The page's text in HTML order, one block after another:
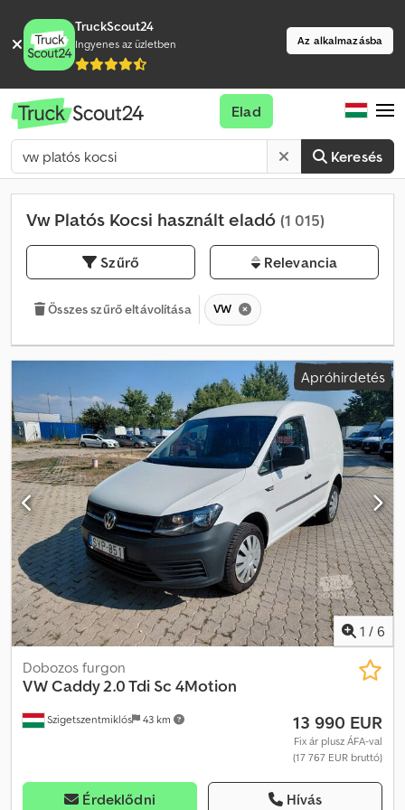
TruckScout24
Ingyenes az üzletben Az alkalmazásba
Keresés
Elad
Vw Platós Kocsi használt eladó (1 015)
Szűrő Relevancia
Összes szűrő eltávolítása VW
Apróhirdetés
1 / 6
Szigetszentmiklós 43 km
Dobozos furgon
VWCaddy 2.0 Tdi Sc 4Motion
13 990 EUR
Fix ár plusz ÁFA-val
(17 767 EUR bruttó)
Érdeklődni Hívás